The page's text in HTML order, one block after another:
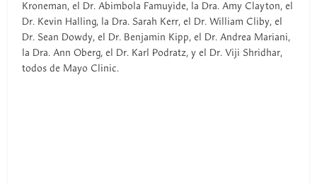
Kroneman, el Dr. Abimbola Famuyide, la Dra. Amy Clayton, el
Dr. Kevin Halling, la Dra. Sarah Kerr, el Dr. William Cliby, el
Dr. Sean Dowdy, el Dr. Benjamin Kipp, el Dr. Andrea Mariani,
la Dra. Ann Oberg, el Dr. Karl Podratz, y el Dr. Viji Shridhar,
todos de Mayo Clinic.